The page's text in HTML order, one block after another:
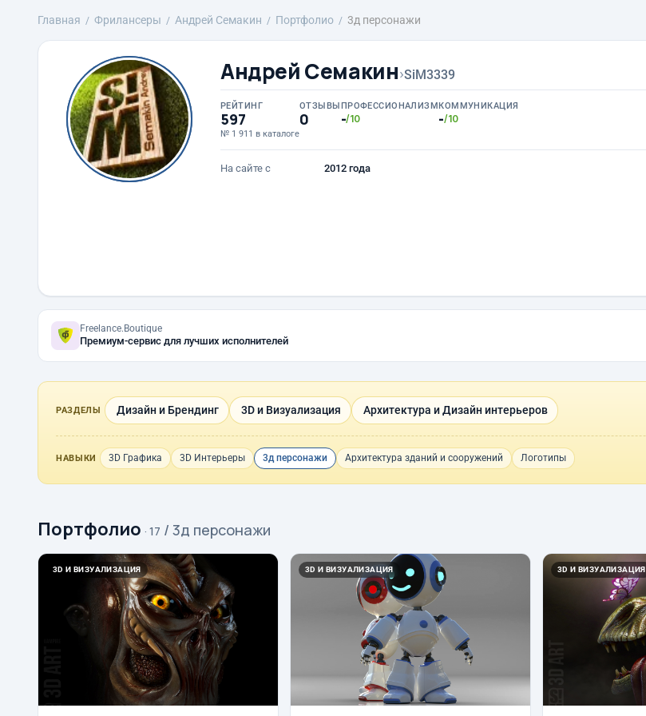
Главная Фрилансеры Андрей Семакин Портфолио 3д персонажи
Андрей Семакин›SiM3339
РЕЙТИНГ
597
№ 1 911 в каталоге
ОТЗЫВЫ
0
ПРОФЕССИОНАЛИЗМ
-/10
КОММУНИКАЦИЯ
-/10
На сайте с 2012 года
Freelance.Boutique
Премиум-сервис для лучших исполнителей
РАЗДЕЛЫ Дизайн и Брендинг 3D и Визуализация Архитектура и Дизайн интерьеров
НАВЫКИ 3D Графика 3D Интерьеры 3д персонажи Архитектура зданий и сооружений Логотипы
Портфолио · 17 / 3д персонажи
3D И ВИЗУАЛИЗАЦИЯ 3D И ВИЗУАЛИЗАЦИЯ 3D И ВИЗУАЛИЗАЦИЯ